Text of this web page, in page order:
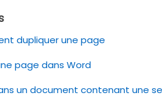
dupliquer une page
page dans Word
un document contenant une